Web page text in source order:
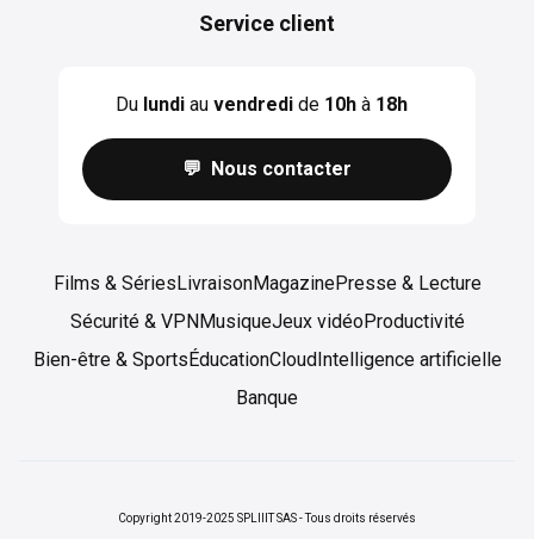
Service client
Du lundiau vendredide 10hà 18h
💬 Nous contacter
Films & SériesLivraisonMagazinePresse & Lecture
Sécurité & VPNMusiqueJeux vidéoProductivité
Bien-être & SportsÉducationCloudIntelligence artificielle
Banque
Copyright 2019-2025 SPLIIIT SAS - Tous droits réservés